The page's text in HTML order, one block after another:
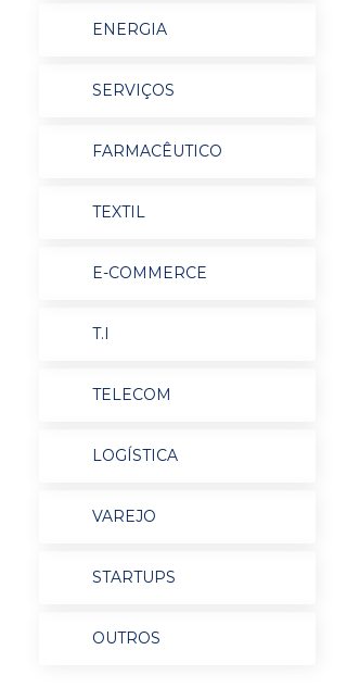
ENERGIA
SERVIÇOS
FARMACÊUTICO
TEXTIL
E-COMMERCE
T.I
TELECOM
LOGÍSTICA
VAREJO
STARTUPS
OUTROS